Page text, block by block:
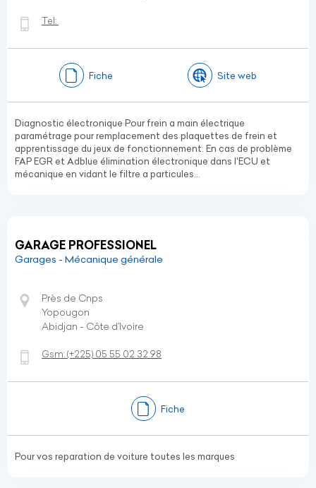
Tel:
Fiche Site web
Diagnostic électronique Pour frein a main électrique
paramétrage pour remplacement des plaquettes de frein et
apprentissage du jeux de fonctionnement. En cas de problème
FAP EGR et Adblue élimination électronique dans l'ECU et
mécanique en vidant le filtre a particules...
GARAGE PROFESSIONEL
Garages - Mécanique générale
Près de Cnps
Yopougon
Abidjan - Côte d’Ivoire
Gsm:(+225) 05 55 02 32 98
Fiche
Pour vos reparation de voiture toutes les marques